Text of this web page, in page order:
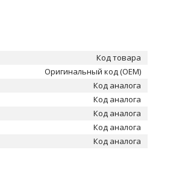
Код товара
Оригинальный код (OEM)
Код аналога
Код аналога
Код аналога
Код аналога
Код аналога